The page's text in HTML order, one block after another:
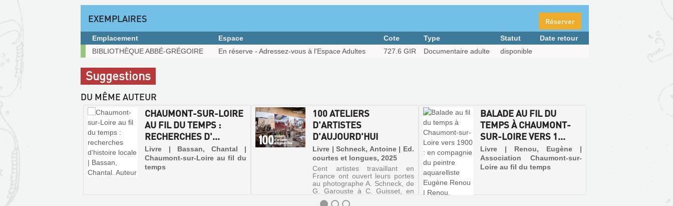
EXEMPLAIRES Réserver
Exemplaires
Emplacement Espace Cote Type Statut
Date retour
BIBLIOTHÈQUE ABBÉ-GRÉGOIRE
En réserve - Adressez-vous à l'Espace Adultes 727.6 GIR Documentaire adulte disponible
Suggestions
DU MÊME AUTEUR
100 ATELIERS
D'ARTISTES
D'AUJOURD'HUI
Livre | Schneck, Antoine | Ed.
courtes et longues, 2025
Cent artistes travaillant en
France ont ouvert leurs portes
au photographe A. Schneck, de
G. Garouste à C. Guisset, en
passant par L. Cane, Erro, P.
BALADE AU FIL DU
TEMPS À CHAUMONT-
SUR-LOIRE VERS 1...
Livre | Renou, Eugène |
Association Chaumont-sur-
Loire au fil du temps
CHAUMONT-SUR-LOIRE
AU FIL DU TEMPS :
RECHERCHES D'...
Livre | Bassan, Chantal |
Chaumont-sur-Loire au fil du
temps